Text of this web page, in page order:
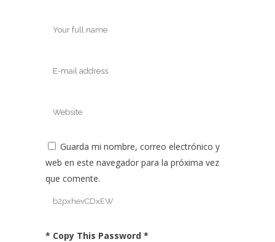
Guarda mi nombre, correo electrónico y
web en este navegador para la próxima vez
que comente.
* Copy This Password *